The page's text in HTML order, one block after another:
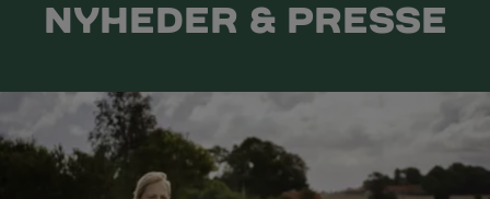
NYHEDER & PRESSE